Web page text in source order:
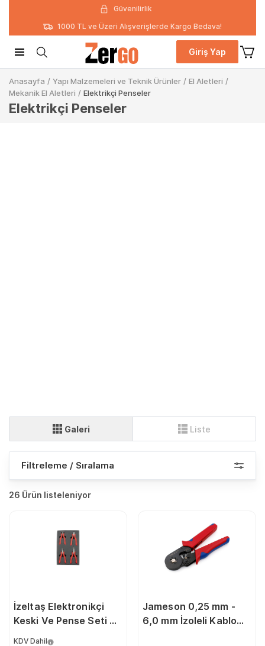
Güvenilirlik
1000 TL ve Üzeri Alışverişlerde Kargo Bedava!
Giriş Yap
Anasayfa / Yapı Malzemeleri ve Teknik Ürünler / El Aletleri /
Mekanik El Aletleri / Elektrikçi Penseler
Elektrikçi Penseler
Galeri Liste
Filtreleme / Sıralama
26 Ürün listeleniyor
İzeltaş Elektronikçi
Keski Ve Pense Seti 4
KDV Dahil
Jameson 0,25 mm -
6,0 mm İzoleli Kablo